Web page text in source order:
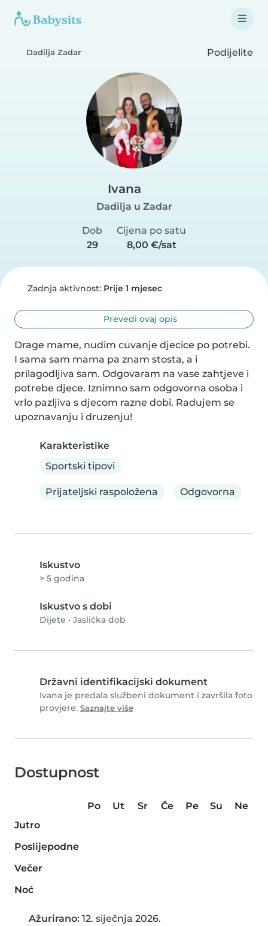
Dadilja Zadar Podijelite
Ivana
Dadilja u Zadar
Dob
29
Cijena po satu
8,00 €/sat
Zadnja aktivnost: Prije 1 mjesec
Prevedi ovaj opis
Drage mame, nudim cuvanje djecice po potrebi.
I sama sam mama pa znam stosta, a i
prilagodljiva sam. Odgovaram na vase zahtjeve i
potrebe djece. Iznimno sam odgovorna osoba i
vrlo pazljiva s djecom razne dobi. Radujem se
upoznavanju i druzenju!
Karakteristike
Sportski tipovi
Prijateljski raspoložena Odgovorna
Iskustvo
> 5 godina
Iskustvo s dobi
Dijete • Jaslička dob
Državni identifikacijski dokument
Ivana je predala službeni dokument i završila foto
provjere. Saznajte više
Dostupnost
Po Ut Sr Če Pe Su
Ne
Jutro
Poslijepodne
Večer
Noć
Ažurirano: 12. siječnja 2026.